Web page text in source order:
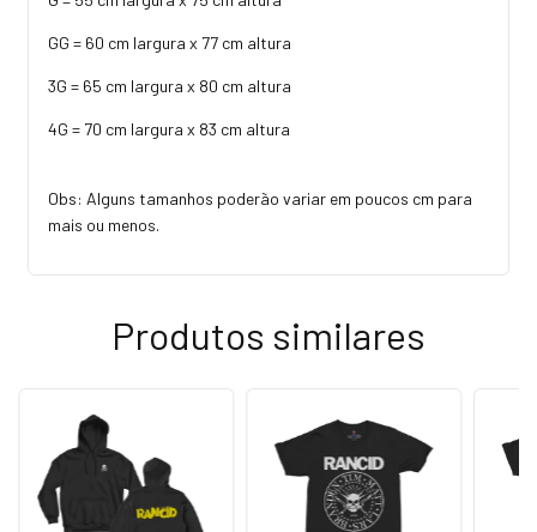
GG = 60 cm largura x 77 cm altura
3G = 65 cm largura x 80 cm altura
4G = 70 cm largura x 83 cm altura
Obs: Alguns tamanhos poderão variar em poucos cm para
mais ou menos.
Produtos similares